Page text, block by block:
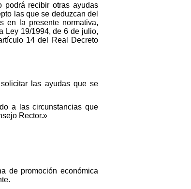
recibir otras ayudas
las que se deduzcan del
en la presente normativa,
Ley 19/1994, de 6 de julio,
14 del Real Decreto
las ayudas que se
a las circunstancias que
Rector.»
de promoción económica